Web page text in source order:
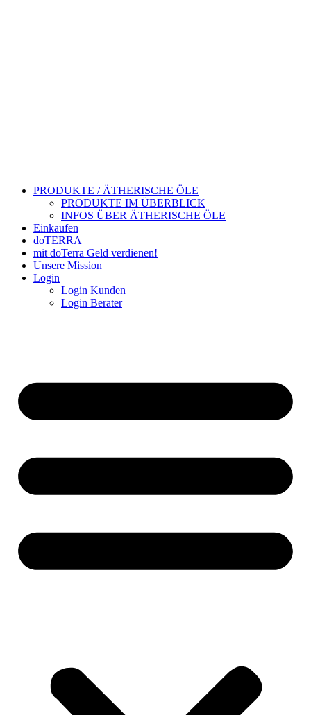
PRODUKTE / ÄTHERISCHE ÖLE
PRODUKTE IM ÜBERBLICK
INFOS ÜBER ÄTHERISCHE ÖLE
Einkaufen
doTERRA
mit doTerra Geld verdienen!
Unsere Mission
Login
Login Kunden
Login Berater